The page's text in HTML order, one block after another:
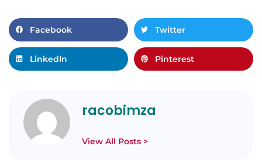
Facebook Twitter
LinkedIn Pinterest
racobimza
View All Posts >